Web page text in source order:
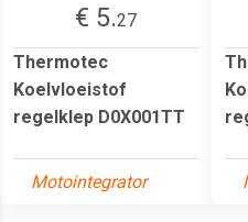
€ 5.27
Thermotec
Koelvloeistof
regelklep D0X001TT
Motointegrator